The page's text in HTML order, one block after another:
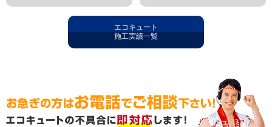
エコキュート
施工実績一覧